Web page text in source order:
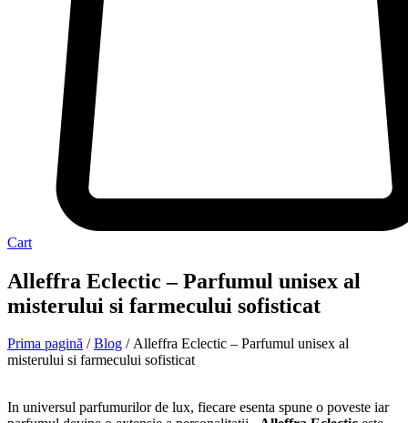
Cart
Alleffra Eclectic – Parfumul unisex al
misterului si farmecului sofisticat
Prima pagină /Blog / Alleffra Eclectic – Parfumul unisex al
misterului si farmecului sofisticat
In universul parfumurilor de lux, fiecare esenta spune o poveste iar